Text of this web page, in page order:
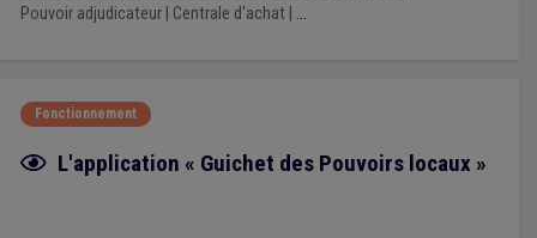
Pouvoir adjudicateur| Centrale d'achat| ...
Fonctionnement
Fiche focus
L'application « Guichet des Pouvoirs locaux »